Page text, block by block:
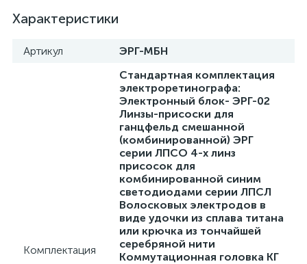
Характеристики
Артикул ЭРГ-МБН
Комплектация
Стандартная комплектация
электроретинографа:
Электронный блок- ЭРГ-02
Линзы-присоски для
ганцфельд смешанной
(комбинированной) ЭРГ
серии ЛПСО 4-х линз
присосок для
комбинированной синим
светодиодами серии ЛПСЛ
Волосковых электродов в
виде удочки из сплава титана
или крючка из тончайшей
серебряной нити
Коммутационная головка КГ